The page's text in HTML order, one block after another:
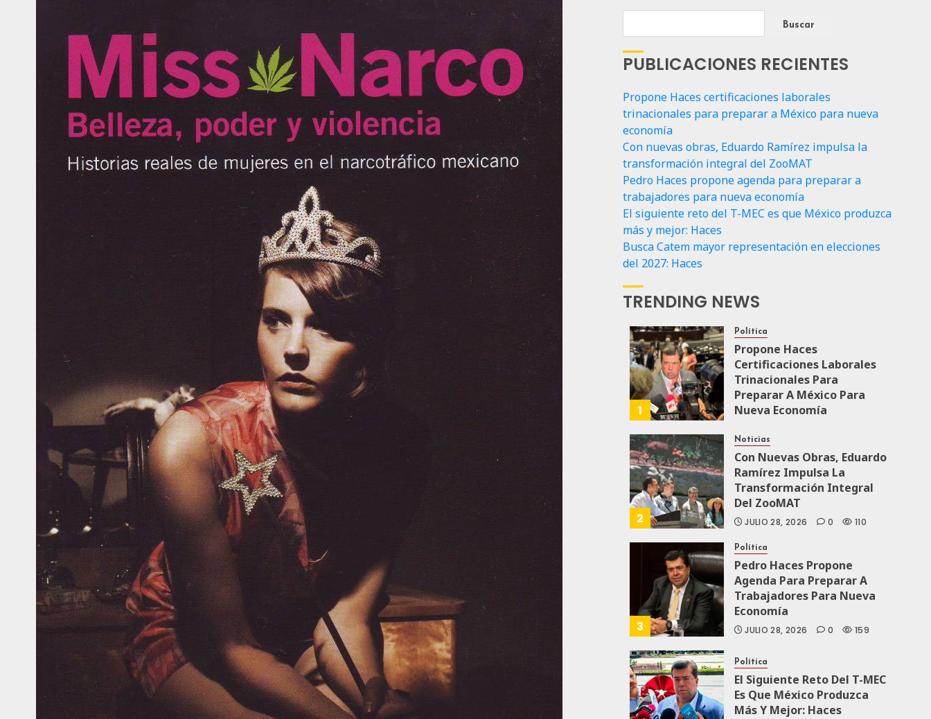
Buscar
PUBLICACIONES RECIENTES
Propone Haces certificaciones laborales
trinacionales para preparar a México para nueva
economía
Con nuevas obras, Eduardo Ramírez impulsa la
transformación integral del ZooMAT
Pedro Haces propone agenda para preparar a
trabajadores para nueva economía
El siguiente reto del T-MEC es que México produzca
más y mejor: Haces
Busca Catem mayor representación en elecciones
del 2027: Haces
TRENDING NEWS
1
Política
Propone Haces
Certificaciones Laborales
Trinacionales Para
Preparar A México Para
Nueva Economía
2
Noticias
Con Nuevas Obras, Eduardo
Ramírez Impulsa La
Transformación Integral
Del ZooMAT
JULIO 28, 2026 0 110
3
Política
Pedro Haces Propone
Agenda Para Preparar A
Trabajadores Para Nueva
Economía
JULIO 28, 2026 0 159
Política
El Siguiente Reto Del T-MEC
Es Que México Produzca
Más Y Mejor: Haces